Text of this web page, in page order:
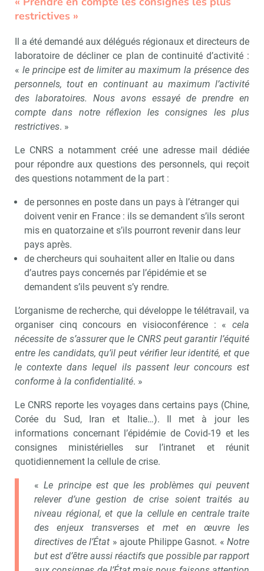
restrictives »
Il a été demandé aux délégués régionaux et directeurs de
laboratoire de décliner ce plan de continuité d’activité :
« le principe est de limiter au maximum la présence des
personnels, tout en continuant au maximum l’activité
des laboratoires. Nous avons essayé de prendre en
compte dans notre réflexion les consignes les plus
restrictives. »
Le CNRS a notamment créé une adresse mail dédiée
pour répondre aux questions des personnels, qui reçoit
des questions notamment de la part :
de personnes en poste dans un pays à l’étranger qui
doivent venir en France : ils se demandent s’ils seront
mis en quatorzaine et s’ils pourront revenir dans leur
pays après.
de chercheurs qui souhaitent aller en Italie ou dans
d’autres pays concernés par l’épidémie et se
demandent s’ils peuvent s’y rendre.
L’organisme de recherche, qui développe le télétravail, va
organiser cinq concours en visioconférence : « cela
nécessite de s’assurer que le CNRS peut garantir l’équité
entre les candidats, qu’il peut vérifier leur identité, et que
le contexte dans lequel ils passent leur concours est
conforme à la confidentialité. »
Le CNRS reporte les voyages dans certains pays (Chine,
Corée du Sud, Iran et Italie…). Il met à jour les
informations concernant l’épidémie de Covid-19 et les
consignes ministérielles sur l’intranet et réunit
quotidiennement la cellule de crise.
«Le principe est que les problèmes qui peuvent
relever d’une gestion de crise soient traités au
niveau régional, et que la cellule en centrale traite
des enjeux transverses et met en œuvre les
directives de l’État » ajoute Philippe Gasnot. « Notre
but est d’être aussi réactifs que possible par rapport